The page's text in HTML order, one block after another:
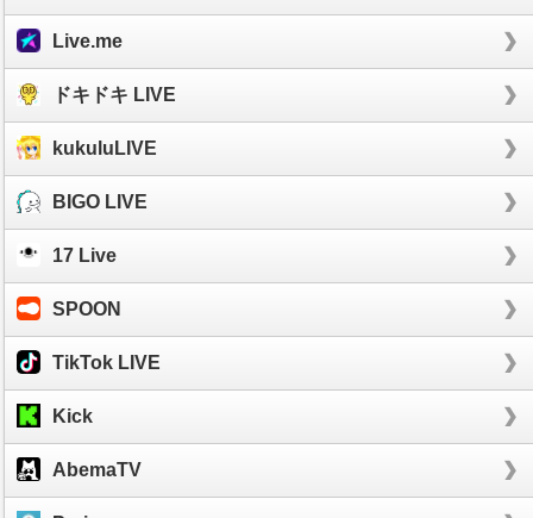
Live.me
ドキドキ LIVE
kukuluLIVE
BIGO LIVE
17 Live
SPOON
TikTok LIVE
Kick
AbemaTV